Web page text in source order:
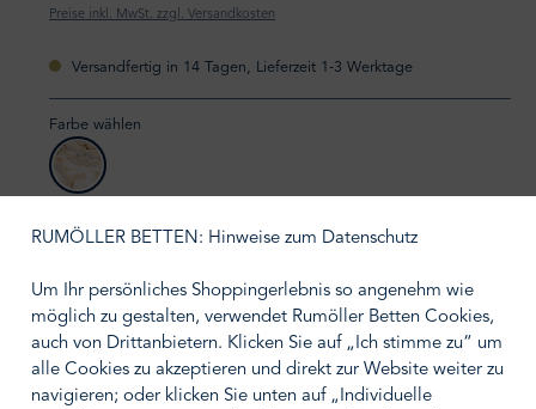
Preise inkl. MwSt. zzgl. Versandkosten
Versandfertig in 14 Tagen, Lieferzeit 1-3 Werktage
Farbe wählen
castello 101
Größe wählenauswählen
IN DEN WARENKORB
RUMÖLLER BETTEN: Hinweise zum Datenschutz
Um Ihr persönliches Shoppingerlebnis so angenehm wie
möglich zu gestalten, verwendet Rumöller Betten Cookies,
auch von Drittanbietern. Klicken Sie auf „Ich stimme zu“ um
alle Cookies zu akzeptieren und direkt zur Website weiter zu
navigieren; oder klicken Sie unten auf „Individuelle